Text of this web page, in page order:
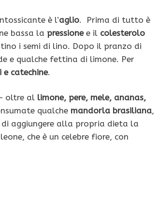
è l’aglio. Prima di tutto è
bassa la pressionee il colesterolo
i semi di lino. Dopo il pranzo di
e qualche fettina di limone. Per
catechine.
oltre al limone, pere, mele, ananas,
qualche mandorla brasiliana,
aggiungere alla propria dieta la
che è un celebre fiore, con